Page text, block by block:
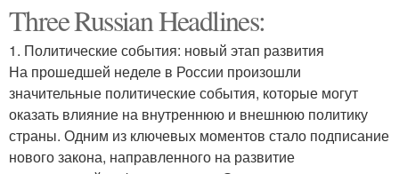
Three Russian Headlines:
1. Политические события: новый этап развития
На прошедшей неделе в России произошли
значительные политические события, которые могут
оказать влияние на внутреннюю и внешнюю политику
страны. Одним из ключевых моментов стало подписание
нового закона, направленного на развитие